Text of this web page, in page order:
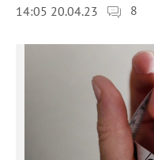
14:05 20.04.23 8